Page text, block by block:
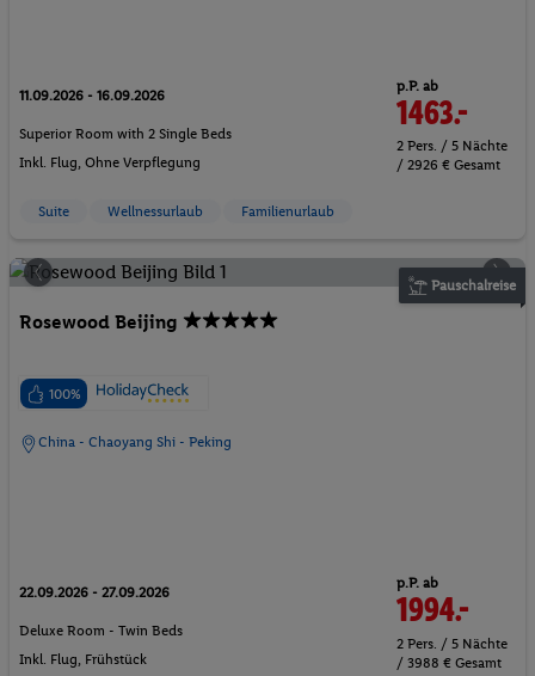
11.09.2026 - 16.09.2026
Superior Room with 2 Single Beds
Inkl. Flug, Ohne Verpflegung
p.P. ab
1463.-
2 Pers. / 5 Nächte
/ 2926 € Gesamt
Suite Wellnessurlaub Familienurlaub
Pauschalreise
Rosewood Beijing
100%
China - Chaoyang Shi - Peking
22.09.2026 - 27.09.2026
Deluxe Room - Twin Beds
Inkl. Flug, Frühstück
p.P. ab
1994.-
2 Pers. / 5 Nächte
/ 3988 € Gesamt